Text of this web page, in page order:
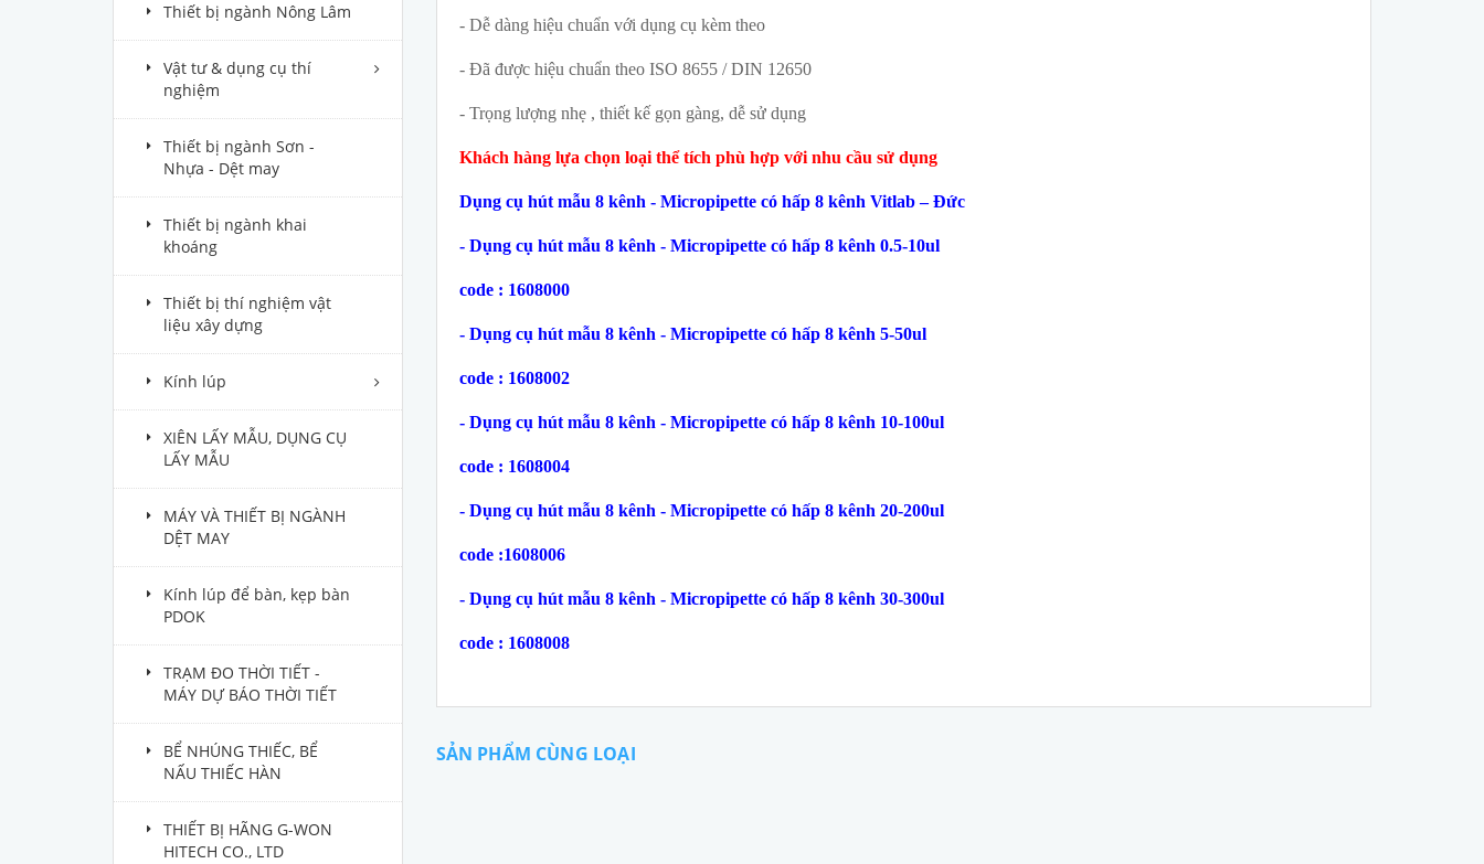
Thiết bị ngành Nông Lâm
Vật tư & dụng cụ thí
nghiệm
Thiết bị ngành Sơn -
Nhựa - Dệt may
Thiết bị ngành khai
khoáng
Thiết bị thí nghiệm vật
liệu xây dựng
Kính lúp
XIÊN LẤY MẪU, DỤNG CỤ
LẤY MẪU
MÁY VÀ THIẾT BỊ NGÀNH
DỆT MAY
Kính lúp để bàn, kẹp bàn
PDOK
TRẠM ĐO THỜI TIẾT -
MÁY DỰ BÁO THỜI TIẾT
BỂ NHÚNG THIẾC, BỂ
NẤU THIẾC HÀN
THIẾT BỊ HÃNG G-WON
HITECH CO., LTD
- Dễ dàng hiệu chuẩn với dụng cụ kèm theo
- Đã được hiệu chuẩn theo ISO 8655 / DIN 12650
- Trọng lượng nhẹ , thiết kế gọn gàng, dễ sử dụng
Khách hàng lựa chọn loại thể tích phù hợp với nhu cầu sử dụng
Dụng cụ hút mẫu 8 kênh - Micropipette có hấp 8 kênh Vitlab – Đức
- Dụng cụ hút mẫu 8 kênh - Micropipette có hấp 8 kênh 0.5-10ul
code : 1608000
- Dụng cụ hút mẫu 8 kênh - Micropipette có hấp 8 kênh 5-50ul
code : 1608002
- Dụng cụ hút mẫu 8 kênh - Micropipette có hấp 8 kênh 10-100ul
code : 1608004
- Dụng cụ hút mẫu 8 kênh - Micropipette có hấp 8 kênh 20-200ul
code :1608006
- Dụng cụ hút mẫu 8 kênh - Micropipette có hấp 8 kênh 30-300ul
code : 1608008
SẢN PHẨM CÙNG LOẠI